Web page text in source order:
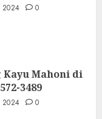
2024 0
Mahoni di
3489
2024 0